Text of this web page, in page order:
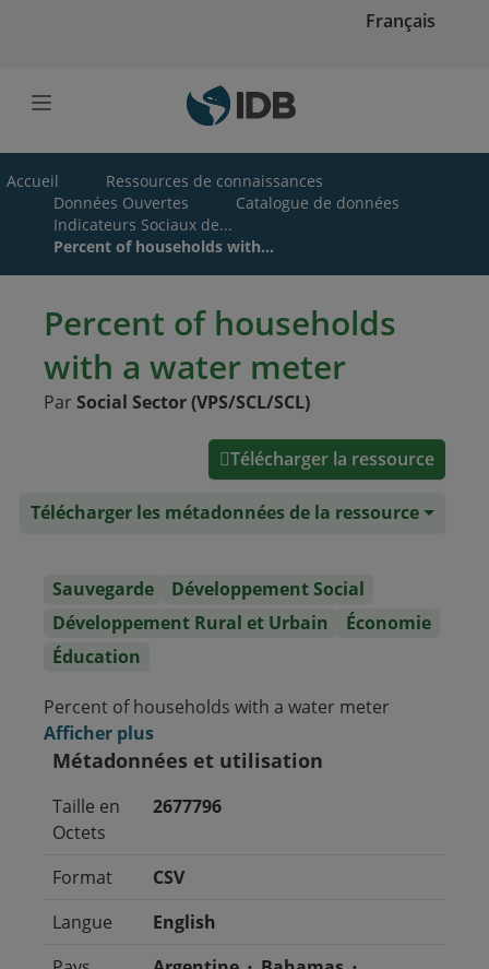
Français
Accueil
Ressources de connaissances
Données Ouvertes
Catalogue de données
Indicateurs Sociaux de...
Percent of households with...
Percent of households
with a water meter
Par Social Sector (VPS/SCL/SCL)
Télécharger la ressource
Télécharger les métadonnées de la ressource
Sauvegarde
Développement Social
Développement Rural et Urbain
Économie
Éducation
Percent of households with a water meter
Afficher plus
Métadonnées et utilisation
Taille en
Octets
2677796
Format
CSV
Langue
English